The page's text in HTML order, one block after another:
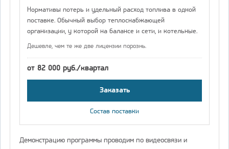
Нормативы потерь и удельный расход топлива в одной
поставке. Обычный выбор теплоснабжающей
организации, у которой на балансе и сети, и котельные.
Дешевле, чем те же две лицензии порознь.
от 82 000 руб./квартал
Заказать
Состав поставки
Демонстрацию программы проводим по видеосвязи и